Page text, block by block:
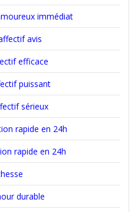
immédiat
avis
efficace
puissant
sérieux
rapide en 24h
rapide en 24h
durable